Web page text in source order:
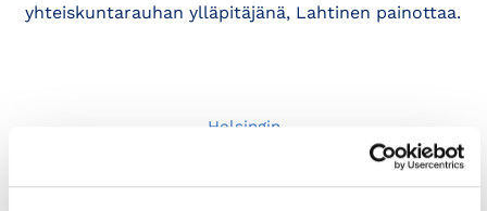
yhteiskuntarauhan ylläpitäjänä, Lahtinen painottaa.
Helsingin